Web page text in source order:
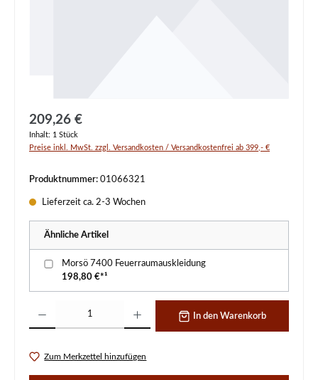
Regulärer Preis:
209,26 €
Inhalt: 1 Stück
Preise inkl. MwSt. zzgl. Versandkosten / Versandkostenfrei ab 399,- €
Produktnummer: 01066321
Lieferzeit ca. 2-3 Wochen
Ähnliche Artikel
Morsö 7400 Feuerraumauskleidung
198,80 €*¹
In den Warenkorb
Zum Merkzettel hinzufügen